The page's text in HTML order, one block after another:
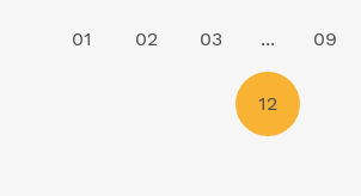
01 02 03 ... 09
12